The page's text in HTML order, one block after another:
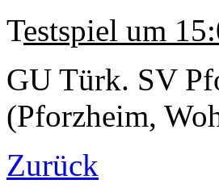
Testspiel um
GU Türk. SV
(Pforzheim,
Zurück